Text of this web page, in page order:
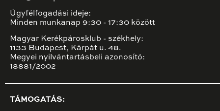
Ügyfélfogadási ideje:
Minden munkanap 9:30 - 17:30 között
Magyar Kerékpárosklub - székhely:
1133 Budapest, Kárpát u. 48.
Megyei nyilvántartásbeli azonosító:
18881/2002
TÁMOGATÁS: